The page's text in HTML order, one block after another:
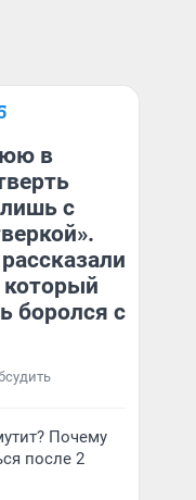
в
с
боролся с
Почему
после 2